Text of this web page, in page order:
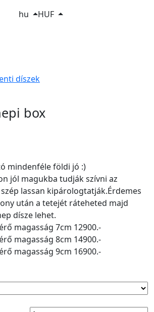
hu
HUF
díszek
box
mindenféle földi jó :)
jól magukba tudják szívni az
lassan kipárologtatják.Érdemes
után a tetejét ráteheted majd
dísze lehet.
magasság 7cm 12900.-
magasság 8cm 14900.-
magasság 9cm 16900.-